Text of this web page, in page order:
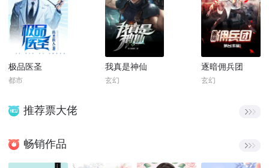
极品医圣
都市
我真是神仙
玄幻
逐暗佣兵团
玄幻
推荐票大佬
畅销作品